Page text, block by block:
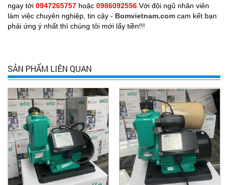
ngay tới 0947265757 hoặc 0986092556 .Với đội ngũ ​nhân viên
làm việc chuyên nghiệp, tin cậy - Bomvietnam.com cam kết bạn
phải ứng ý nhất thì chúng tôi mới lấy tiền!!!
SẢN PHẨM LIÊN QUAN